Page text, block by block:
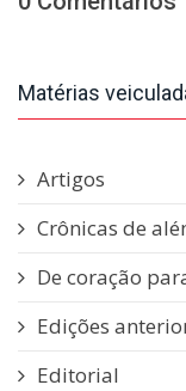
Matérias
Artigos
Crônicas de
De coração
Edições
Editorial